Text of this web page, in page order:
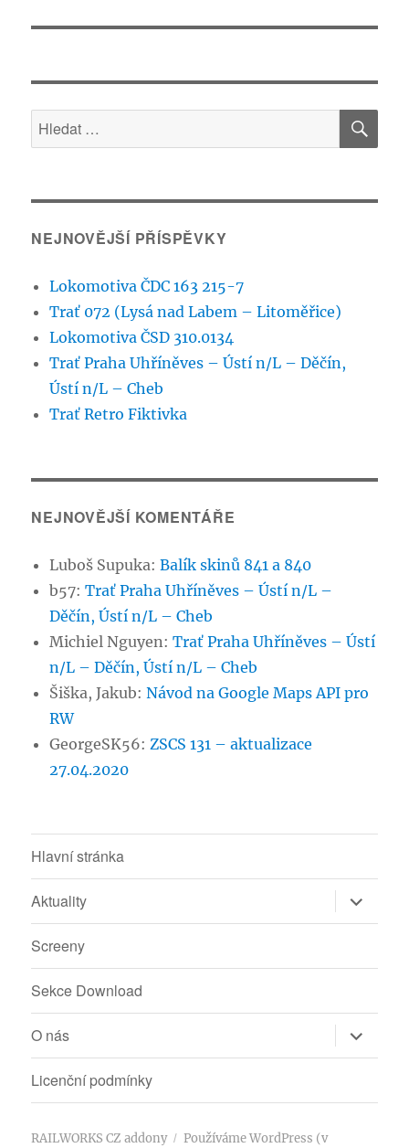
Hledat:
NEJNOVĚJŠÍ PŘÍSPĚVKY
Lokomotiva ČDC 163 215-7
Trať 072 (Lysá nad Labem – Litoměřice)
Lokomotiva ČSD 310.0134
Trať Praha Uhříněves – Ústí n/L – Děčín,
Ústí n/L – Cheb
Trať Retro Fiktivka
NEJNOVĚJŠÍ KOMENTÁŘE
Luboš Supuka:Balík skinů 841 a 840
b57:Trať Praha Uhříněves – Ústí n/L –
Děčín, Ústí n/L – Cheb
Michiel Nguyen:Trať Praha Uhříněves – Ústí
n/L – Děčín, Ústí n/L – Cheb
Šiška, Jakub:Návod na Google Maps API pro
RW
GeorgeSK56: ZSCS 131 – aktualizace
27.04.2020
Hlavní stránka
Aktuality Zobrazit
položky
Screeny
Sekce Download
O nás Zobrazit
položky
Licenční podmínky
RAILWORKS CZ addony Používáme WordPress (v